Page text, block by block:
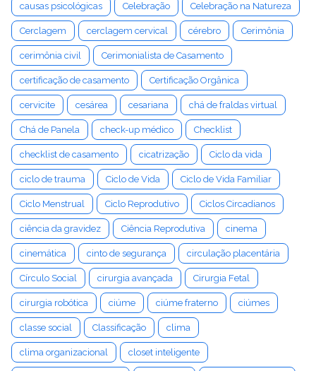
causas psicológicas Celebração Celebração na Natureza
Cerclagem cerclagem cervical cérebro Cerimônia
cerimônia civil Cerimonialista de Casamento
certificação de casamento Certificação Orgânica
cervicite cesárea cesariana chá de fraldas virtual
Chá de Panela check-up médico Checklist
checklist de casamento cicatrização Ciclo da vida
ciclo de trauma Ciclo de Vida Ciclo de Vida Familiar
Ciclo Menstrual Ciclo Reprodutivo Ciclos Circadianos
ciência da gravidez Ciência Reprodutiva cinema
cinemática cinto de segurança circulação placentária
Círculo Social cirurgia avançada Cirurgia Fetal
cirurgia robótica ciúme ciúme fraterno ciúmes
classe social Classificação clima
clima organizacional closet inteligente